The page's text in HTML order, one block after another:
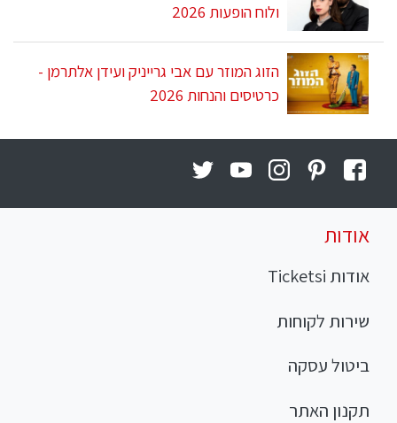
ולוח הופעות 2026
הזוג המוזר עם אבי גרייניק ועידן אלתרמן -
כרטיסים והנחות 2026
אודות
אודות Ticketsi
שירות לקוחות
ביטול עסקה
תקנון האתר